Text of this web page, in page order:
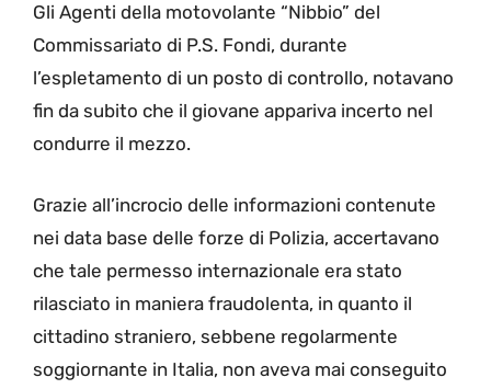
Gli Agenti della motovolante “Nibbio” del
Commissariato di P.S. Fondi, durante
l’espletamento di un posto di controllo, notavano
fin da subito che il giovane appariva incerto nel
condurre il mezzo.
Grazie all’incrocio delle informazioni contenute
nei data base delle forze di Polizia, accertavano
che tale permesso internazionale era stato
rilasciato in maniera fraudolenta, in quanto il
cittadino straniero, sebbene regolarmente
soggiornante in Italia, non aveva mai conseguito